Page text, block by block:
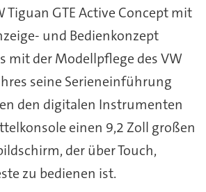
Tiguan GTE Active Concept mit
und Bedienkonzept
mit der Modellpflege des VW
seine Serieneinführung
den digitalen Instrumenten
einen 9,2 Zoll großen
der über Touch,
zu bedienen ist.